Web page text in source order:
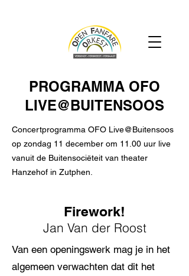
PROGRAMMA OFO
LIVE@BUITENSOOS
Concertprogramma OFO Live@Buitensoos
op zondag 11 december om 11.00 uur live
vanuit de Buitensociëteit van theater
Hanzehof in Zutphen.
Firework!
Jan Van der Roost
Van een openingswerk mag je in het
algemeen verwachten dat dit het